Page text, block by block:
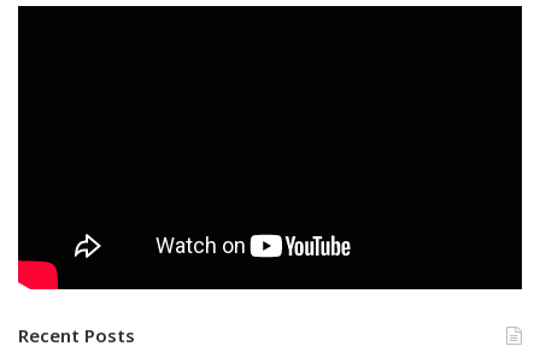
Recent Posts